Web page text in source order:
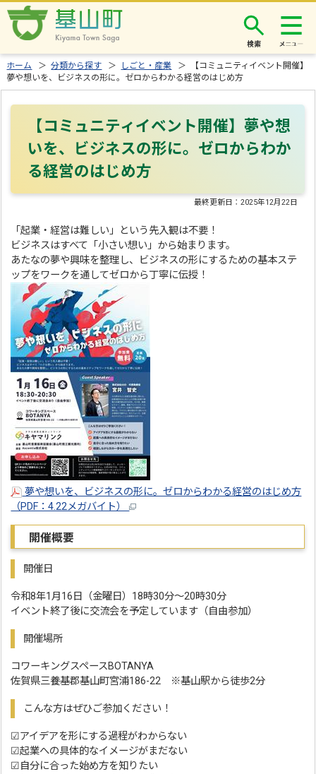
検索
ホーム ＞分類から探す ＞ しごと・産業 ＞ 【コミュニティイベント開催】
夢や想いを、ビジネスの形に。ゼロからわかる経営のはじめ方
【コミュニティイベント開催】夢や想
いを、ビジネスの形に。ゼロからわか
る経営のはじめ方
最終更新日：2025年12月22日
「起業・経営は難しい」という先入観は不要！
ビジネスはすべて「小さい想い」から始まります。
あたなの夢や興味を整理し、ビジネスの形にするための基本ステ
ップをワークを通してゼロから丁寧に伝授！
夢や想いを、ビジネスの形に。ゼロからわかる経営のはじめ方
（PDF：4.22メガバイト）
開催概要
開催日
令和8年1月16日（金曜日）18時30分～20時30分
イベント終了後に交流会を予定しています（自由参加）
開催場所
コワーキングスペースBOTANYA
佐賀県三養基郡基山町宮浦186-22 ※基山駅から徒歩2分
こんな方はぜひご参加ください！
☑アイデアを形にする過程がわからない
☑起業への具体的なイメージがまだない
☑自分に合った始め方を知りたい